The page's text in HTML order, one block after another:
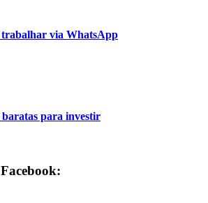
via WhatsApp
para investir